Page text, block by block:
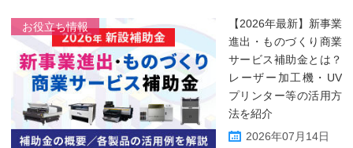
お役立ち情報
【2026年最新】新事業
進出・ものづくり商業
サービス補助金とは？
レーザー加工機・UV
プリンター等の活用方
法を紹介
2026年07月14日